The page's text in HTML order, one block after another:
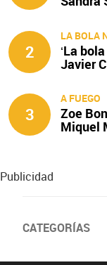
2
LA BOLA
‘La
Javier
3
A FUEGO
Zoe
Miquel
Publicidad
CATEGORÍAS